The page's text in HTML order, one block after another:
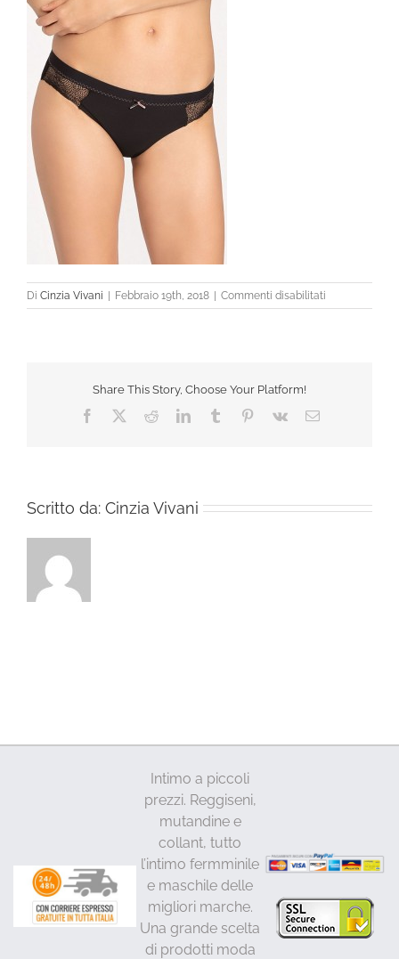
Di Cinzia Vivani | Febbraio 19th, 2018 | Commenti disabilitati
Share This Story, Choose Your Platform!
Facebook RedditLinkedInTumblr Pinterest
Vk Email
Scritto da: Cinzia Vivani
Intimo a piccoli
prezzi. Reggiseni,
mutandine e
collant, tutto
l’intimo fermminile
e maschile delle
migliori marche.
Una grande scelta
di prodotti moda